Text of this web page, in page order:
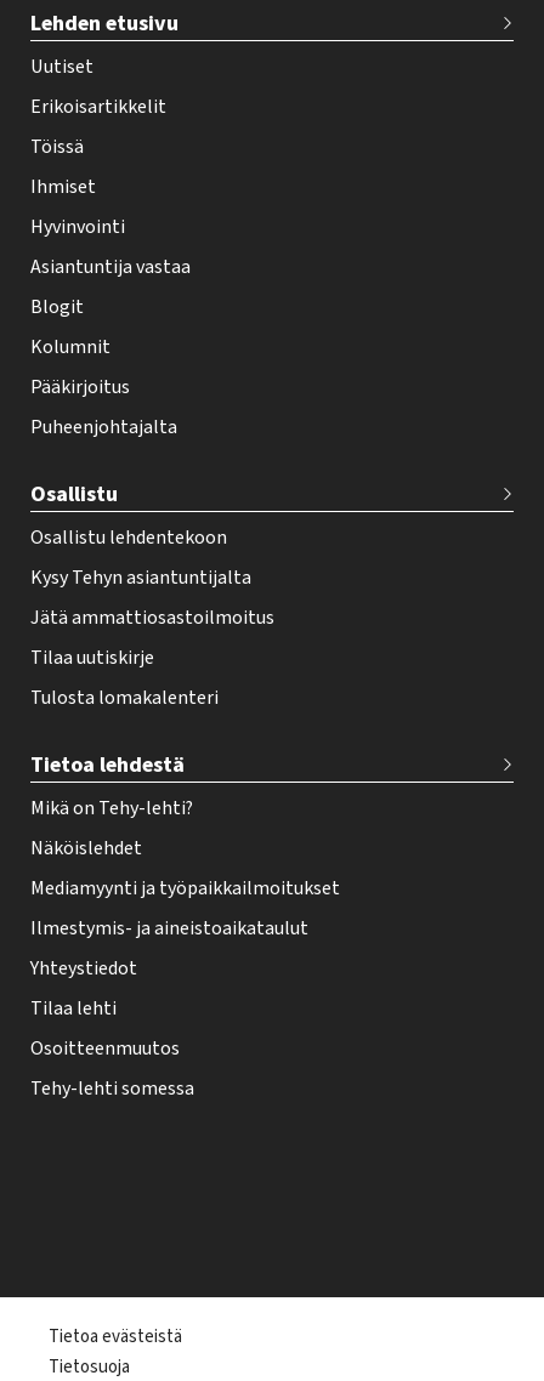
e
h
y
-
e
h
t
i
f
o
t
r
Lehden etusivu
Uutiset
Erikoisartikkelit
Töissä
Ihmiset
Hyvinvointi
Asiantuntija vastaa
Blogit
Kolumnit
Pääkirjoitus
Puheenjohtajalta
Osallistu
Osallistu lehdentekoon
Kysy Tehyn asiantuntijalta
Jätä ammattiosastoilmoitus
Tilaa uutiskirje
Tulosta lomakalenteri
Tietoa lehdestä
Mikä on Tehy-lehti?
Näköislehdet
Mediamyynti ja työpaikkailmoitukset
Ilmestymis- ja aineistoaikataulut
Yhteystiedot
Tilaa lehti
Osoitteenmuutos
Tehy-lehti somessa
Tietoa evästeistä
Tietosuoja